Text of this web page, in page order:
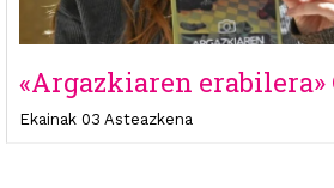
«Argazkiaren erabilera»
Ekainak 03 Asteazkena